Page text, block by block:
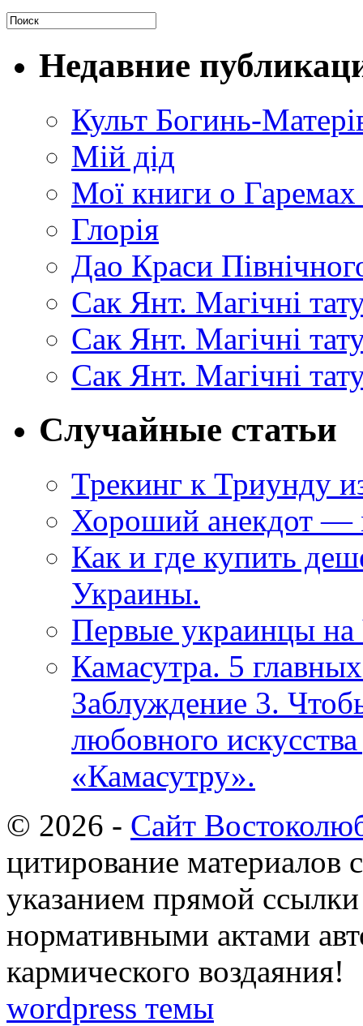
Недавние
Культ Богинь-
Мій дід
Мої книги о
Глорія
Дао Краси
Сак Янт. Магічні
Сак Янт. Магічні
Сак Янт. Магічні
Случайные статьи
Трекинг к Триунду
Хороший анекдот —
Как и где купить
Украины.
Первые украинцы на
Камасутра. 5
Заблуждение 3.
любовного
«Камасутру».
© 2026 - Сайт
цитирование материалов
указанием прямой
нормативными актами
кармического воздаяния!
wordpress темы